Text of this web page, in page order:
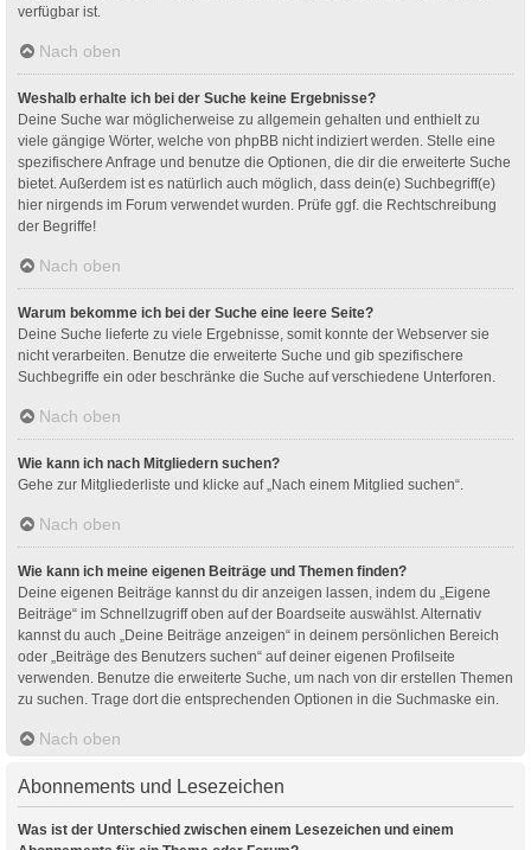
verfügbar ist.
Nach oben
Weshalb erhalte ich bei der Suche keine Ergebnisse?
Deine Suche war möglicherweise zu allgemein gehalten und enthielt zu
viele gängige Wörter, welche von phpBB nicht indiziert werden. Stelle eine
spezifischere Anfrage und benutze die Optionen, die dir die erweiterte Suche
bietet. Außerdem ist es natürlich auch möglich, dass dein(e) Suchbegriff(e)
hier nirgends im Forum verwendet wurden. Prüfe ggf. die Rechtschreibung
der Begriffe!
Nach oben
Warum bekomme ich bei der Suche eine leere Seite?
Deine Suche lieferte zu viele Ergebnisse, somit konnte der Webserver sie
nicht verarbeiten. Benutze die erweiterte Suche und gib spezifischere
Suchbegriffe ein oder beschränke die Suche auf verschiedene Unterforen.
Nach oben
Wie kann ich nach Mitgliedern suchen?
Gehe zur Mitgliederliste und klicke auf „Nach einem Mitglied suchen“.
Nach oben
Wie kann ich meine eigenen Beiträge und Themen finden?
Deine eigenen Beiträge kannst du dir anzeigen lassen, indem du „Eigene
Beiträge“ im Schnellzugriff oben auf der Boardseite auswählst. Alternativ
kannst du auch „Deine Beiträge anzeigen“ in deinem persönlichen Bereich
oder „Beiträge des Benutzers suchen“ auf deiner eigenen Profilseite
verwenden. Benutze die erweiterte Suche, um nach von dir erstellen Themen
zu suchen. Trage dort die entsprechenden Optionen in die Suchmaske ein.
Nach oben
Abonnements und Lesezeichen
Was ist der Unterschied zwischen einem Lesezeichen und einem